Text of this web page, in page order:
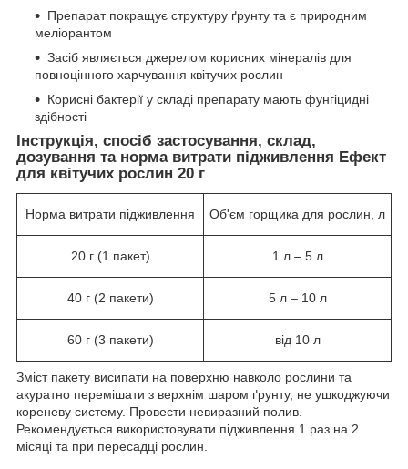
Препарат покращує структуру ґрунту та є природним
меліорантом
Засіб являється джерелом корисних мінералів для
повноцінного харчування квітучих рослин
Корисні бактерії у складі препарату мають фунгіцидні
здібності
Інструкція, спосіб застосування, склад,
дозування та норма витрати підживлення Ефект
для квітучих рослин 20 г
Норма витрати підживлення Об'єм горщика для рослин, л
20 г (1 пакет) 1 л – 5 л
40 г (2 пакети) 5 л – 10 л
60 г (3 пакети) від 10 л
Зміст пакету висипати на поверхню навколо рослини та
акуратно перемішати з верхнім шаром ґрунту, не ушкоджуючи
кореневу систему. Провести невиразний полив.
Рекомендується використовувати підживлення 1 раз на 2
місяці та при пересадці рослин.